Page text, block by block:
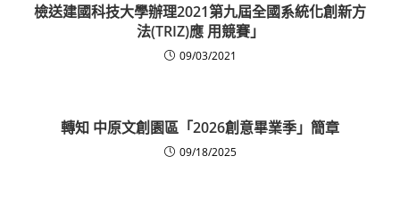
檢送建國科技大學辦理2021第九屆全國系統化創新方
法(TRIZ)應 用競賽」
09/03/2021
轉知 中原文創園區「2026創意畢業季」簡章
09/18/2025